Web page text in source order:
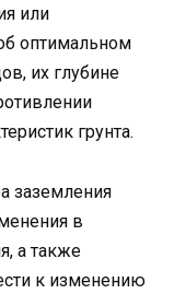
или
оптимальном
их глубине
грунта.
заземления
в
а также
к изменению